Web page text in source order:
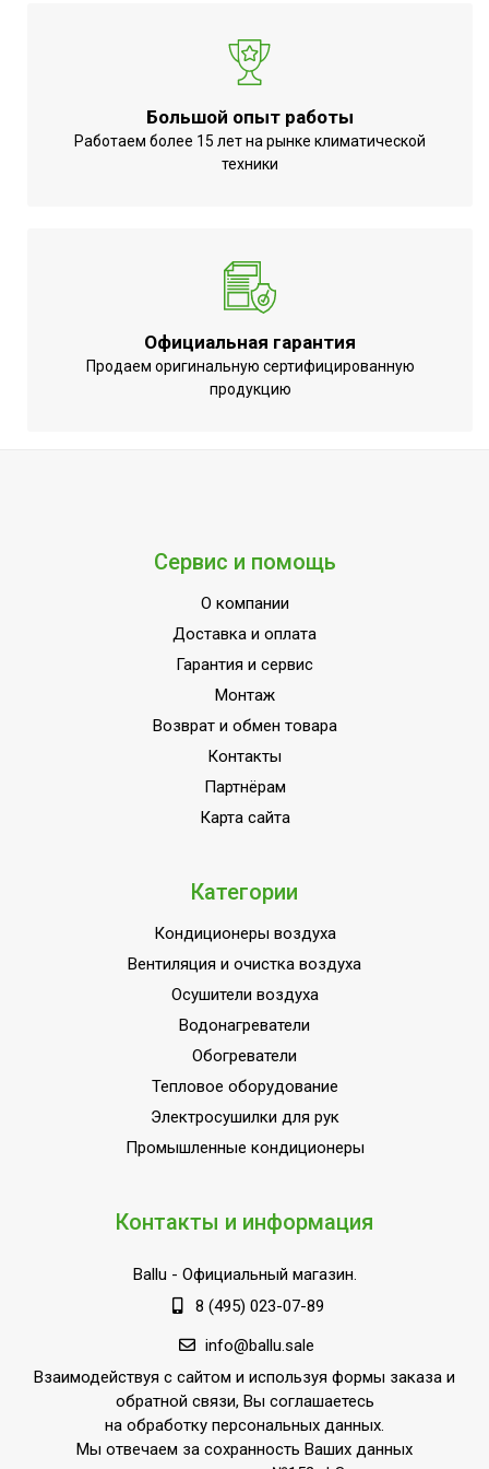
Автоматическое отключение при
заполнении емкости конденсатом
Да
Количество скоростей воздушного
Макс. производительность
2.6
Индикация включения
Индикация режимов работы
Наличие BIM модели
ЭНЕРГОЭФФЕКТИВНОСТЬ
Пульт управления в комплекте
Напряжение электропитания, В
Режим защиты от замерзания
Макс. уровень шума
конденсата
1.5
Большой опыт работы
Работаем более 15 лет на рынке климатической
техники
Официальная гарантия
Продаем оригинальную сертифицированную
продукцию
Сервис и помощь
О компании
Доставка и оплата
Гарантия и сервис
Монтаж
Возврат и обмен товара
Контакты
Партнёрам
Карта сайта
Категории
Кондиционеры воздуха
Вентиляция и очистка воздуха
Осушители воздуха
Водонагреватели
Обогреватели
Тепловое оборудование
Электросушилки для рук
Промышленные кондиционеры
Контакты и информация
Ballu - Официальный магазин.
8 (495) 023-07-89
info@ballu.sale
Взаимодействуя с сайтом и используя формы заказа и
обратной связи, Вы соглашаетесь
на обработку персональных данных.
Мы отвечаем за сохранность Ваших данных